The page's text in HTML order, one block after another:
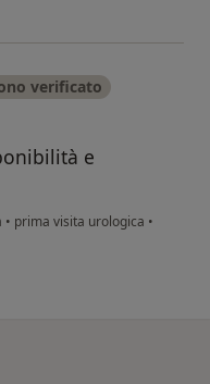
verificato
e
• prima visita urologica •